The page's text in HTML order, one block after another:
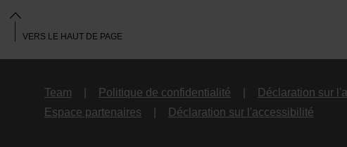
Team Politique de confidentialité Déclaration sur
Espace partenaires
Déclaration sur l'accessibilité
VERS LE HAUT DE PAGE